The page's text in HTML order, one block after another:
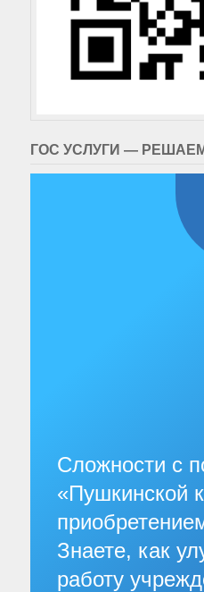
ГОС УСЛУГИ —
Сложности с
«Пушкинской
Знаете, как
работу